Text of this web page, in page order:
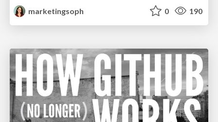
marketingsoph
0 190